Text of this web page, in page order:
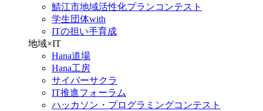
鯖江市地域活性化プランコンテスト
学生団体with
ITの担い手育成
地域×IT
Hana道場
Hana工房
サイバーサクラ
IT推進フォーラム
ハッカソン・プログラミングコンテスト